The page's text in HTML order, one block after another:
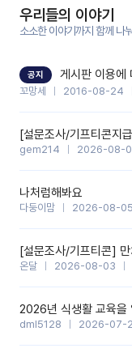
을 많이 하는
안심시킬
입니다.학부
성 있는 교
기능을 개발
우리들의 이야기
소소한 이야기까지 함께 나
공지 게시판 이용에
꼬망세 2016-08-24
gem214 2026-08-
나처럼해봐요
다둥이맘 2026-08-05
온달 2026-08-03
2026년 식생활 교육을
dml5128 2026-07-